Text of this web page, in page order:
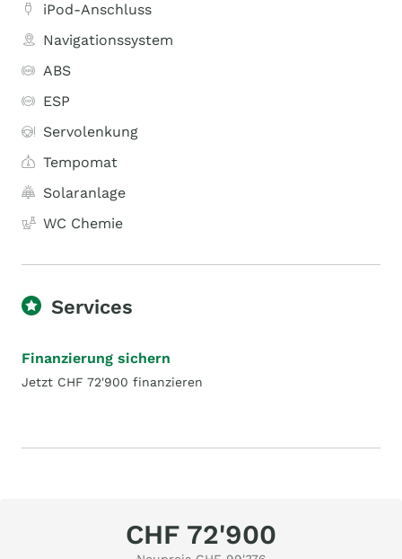
iPod-Anschluss
Navigationssystem
ABS
ESP
Servolenkung
Tempomat
Solaranlage
WC Chemie
Services
Finanzierung sichern
Jetzt CHF 72'900 finanzieren
CHF 72'900